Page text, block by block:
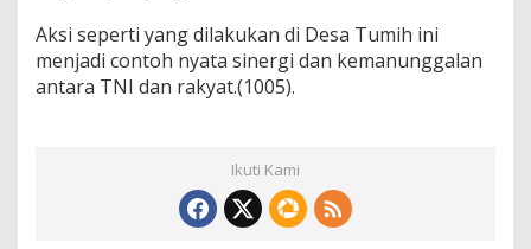
Aksi seperti yang dilakukan di Desa Tumih ini
menjadi contoh nyata sinergi dan kemanunggalan
antara TNI dan rakyat.(1005).
Ikuti Kami